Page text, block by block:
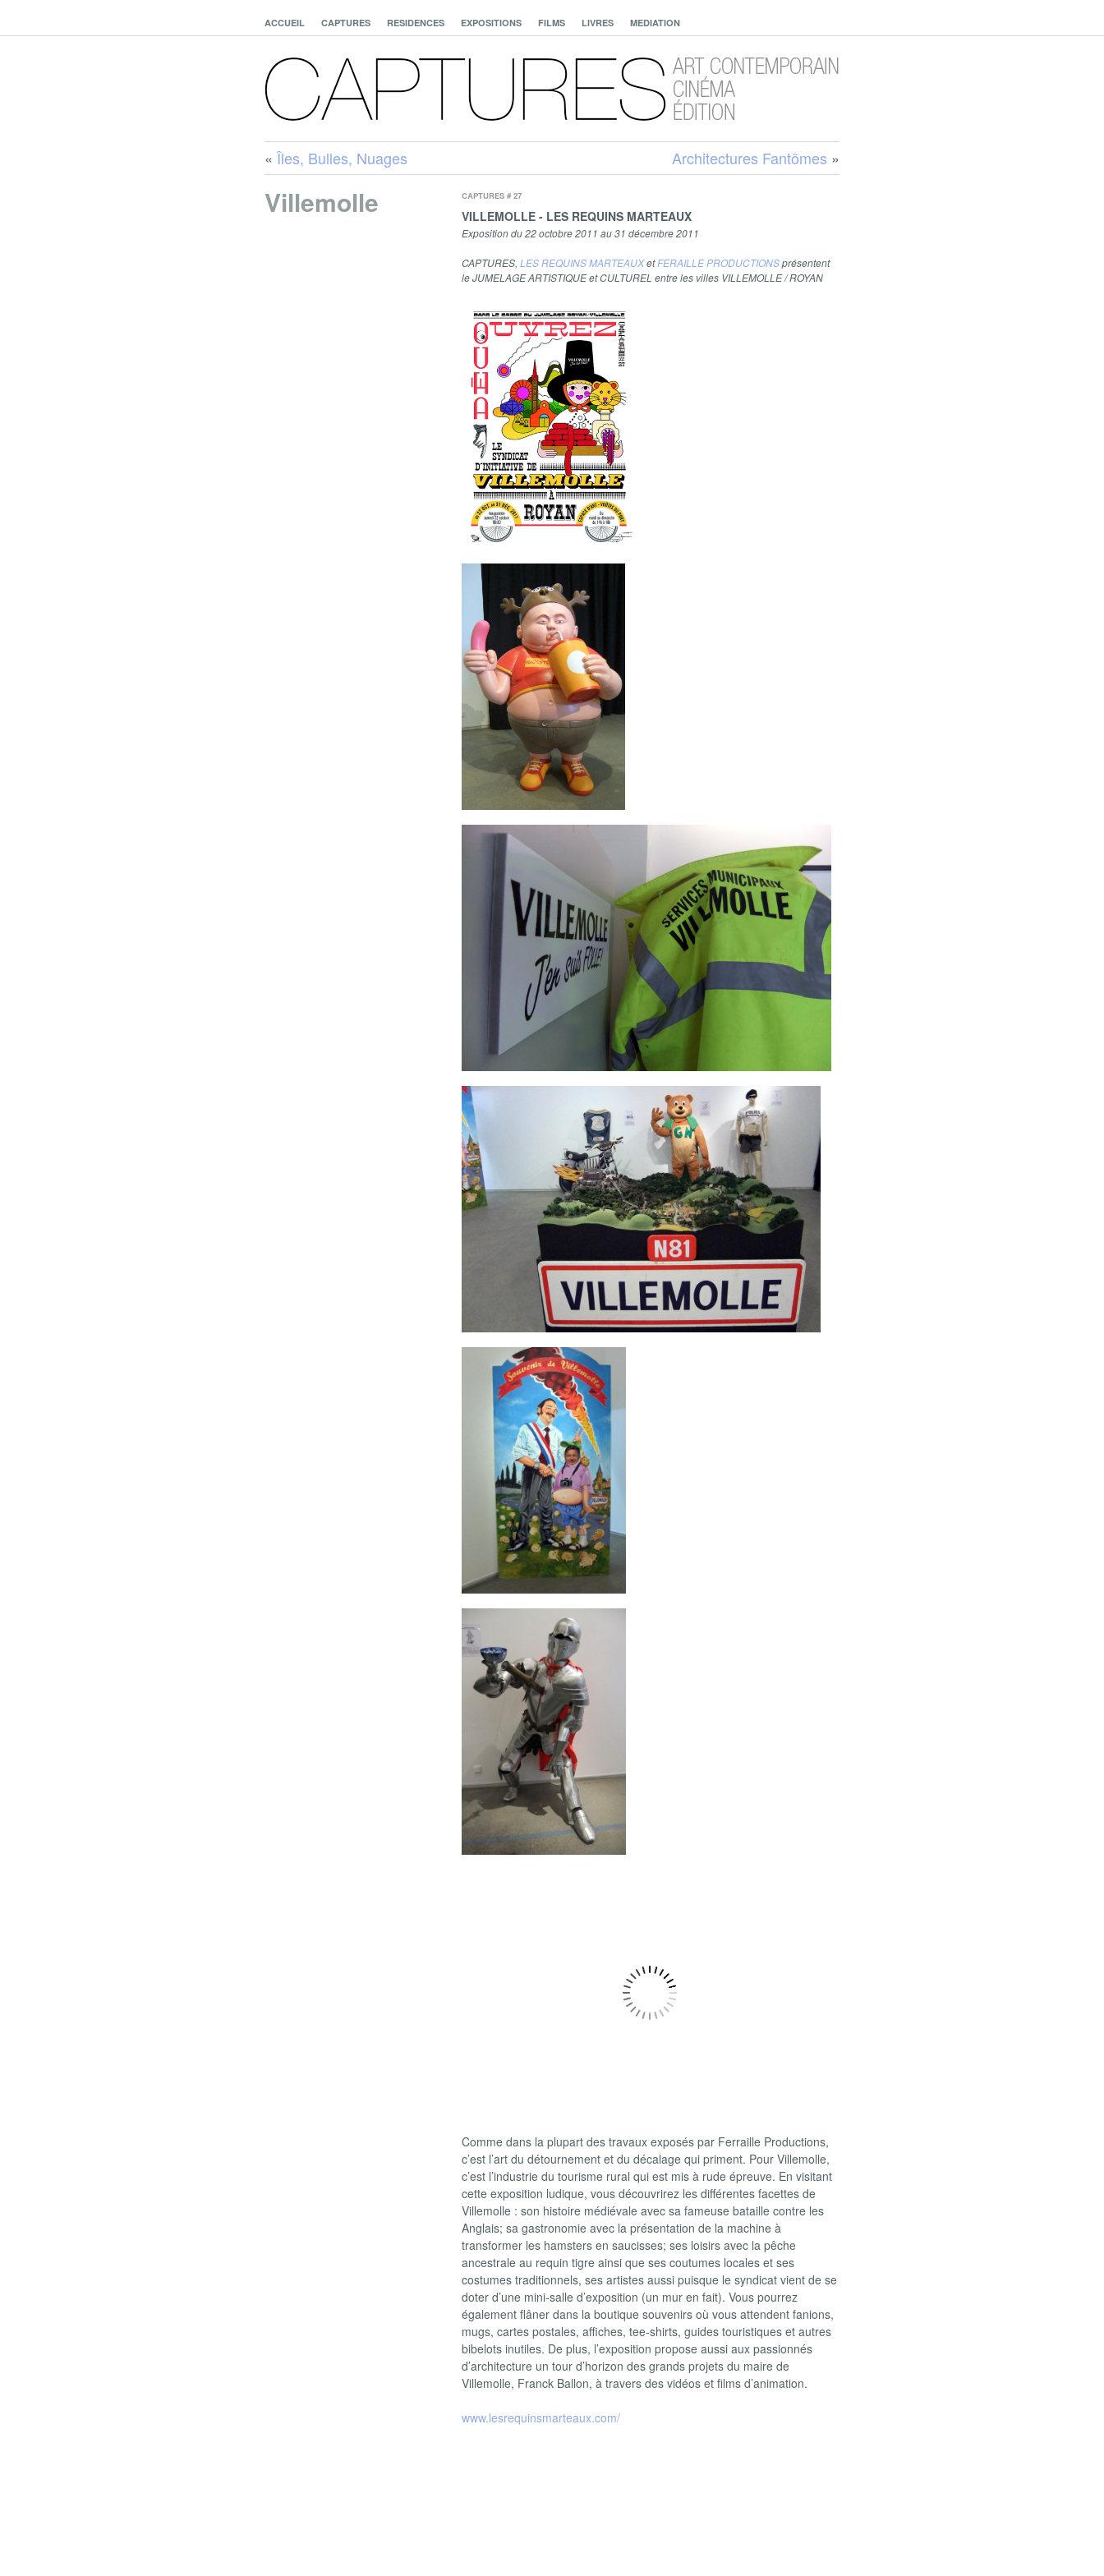
ACCUEIL CAPTURES RESIDENCES EXPOSITIONS FILMS LIVRES MEDIATION
« Îles, Bulles, Nuages Architectures Fantômes »
Villemolle CAPTURES # 27
VILLEMOLLE - LES REQUINS MARTEAUX
Exposition du 22 octobre 2011 au 31 décembre 2011
CAPTURES, LES REQUINS MARTEAUXetFERAILLE PRODUCTIONSprésentent
le JUMELAGE ARTISTIQUE et CULTUREL entre les villes VILLEMOLLE / ROYAN
Comme dans la plupart des travaux exposés par Ferraille Productions,
c’est l’art du détournement et du décalage qui priment. Pour Villemolle,
c’est l’industrie du tourisme rural qui est mis à rude épreuve. En visitant
cette exposition ludique, vous découvrirez les différentes facettes de
Villemolle : son histoire médiévale avec sa fameuse bataille contre les
Anglais; sa gastronomie avec la présentation de la machine à
transformer les hamsters en saucisses; ses loisirs avec la pêche
ancestrale au requin tigre ainsi que ses coutumes locales et ses
costumes traditionnels, ses artistes aussi puisque le syndicat vient de se
doter d’une mini-salle d’exposition (un mur en fait). Vous pourrez
également flâner dans la boutique souvenirs où vous attendent fanions,
mugs, cartes postales, affiches, tee-shirts, guides touristiques et autres
bibelots inutiles. De plus, l’exposition propose aussi aux passionnés
d’architecture un tour d’horizon des grands projets du maire de
Villemolle, Franck Ballon, à travers des vidéos et films d’animation.
www.lesrequinsmarteaux.com/